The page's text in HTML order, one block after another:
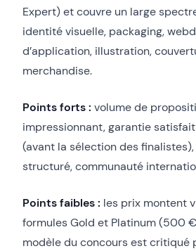
Expert) et couvre un large
identité visuelle, packaging,
d’application, illustration,
merchandise.
Points forts : volume de
impressionnant, garantie
(avant la sélection des
structuré, communauté
Points faibles : les prix montent
formules Gold et Platinum (500
modèle du concours est critiqué